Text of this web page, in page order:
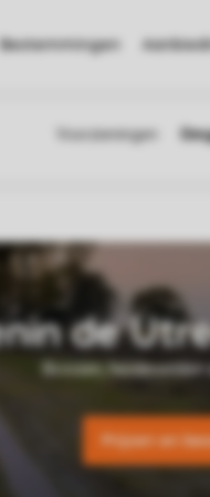
Bestemmingen
Prijzen en